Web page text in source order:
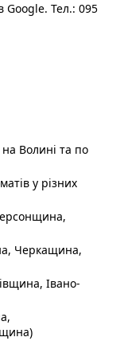
Google. Тел.: 095
Волині та по
у різних
Черкащина,
Івано-